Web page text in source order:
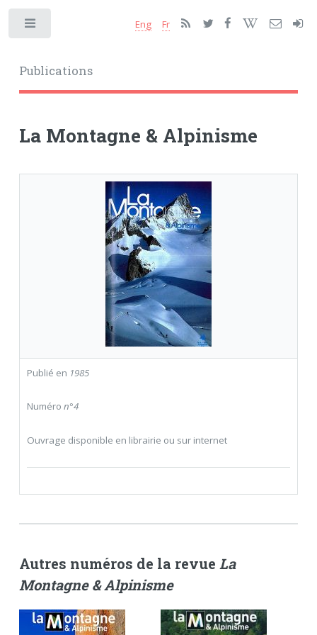
Publications
Eng Fr
La Montagne & Alpinisme
Publié en 1985
Numéro n°4
Ouvrage disponible en librairie ou sur internet
Autres numéros de la revue La
Montagne & Alpinisme